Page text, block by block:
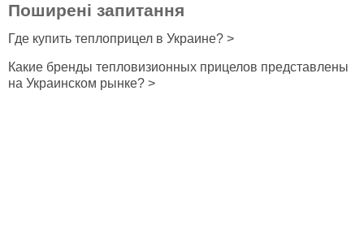
Поширені запитання
Где купить теплоприцел в Украине? >
Какие бренды тепловизионных прицелов представлены
на Украинском рынке? >